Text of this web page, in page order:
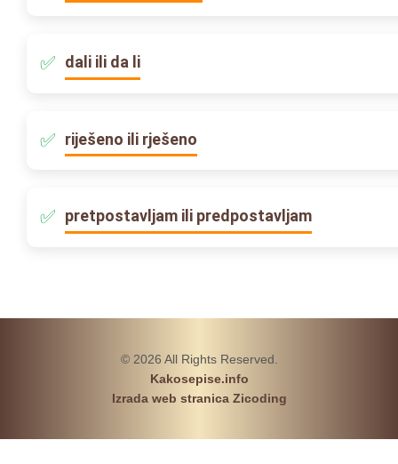
dali ili da li
riješeno ili rješeno
pretpostavljam ili predpostavljam
© 2026 All Rights Reserved.
Kakosepise.info
Izrada web stranica Zicoding